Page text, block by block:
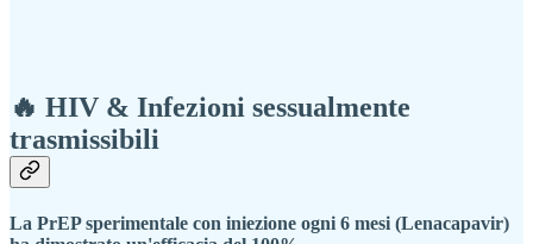
🔥 HIV & Infezioni sessualmente
trasmissibili
La PrEP sperimentale con iniezione ogni 6 mesi (Lenacapavir)